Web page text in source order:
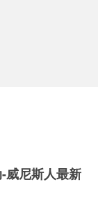
威尼斯人最新